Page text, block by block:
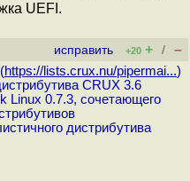
UEFI.
исправить +20 + / –
https://lists.crux.nu/pipermai...)
CRUX 3.6
Linux 0.7.3, сочетающего
дистрибутива